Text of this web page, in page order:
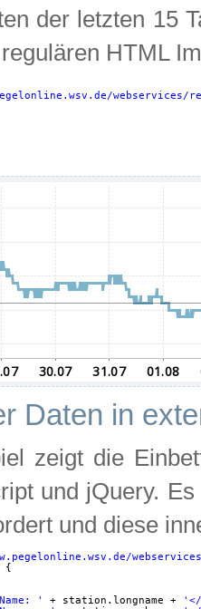
der letzten 15
HTML
webservices/
Daten in
zeigt die
und jQuery.
und diese
{
'
+ station.longname +